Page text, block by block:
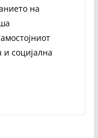
на
и социјална